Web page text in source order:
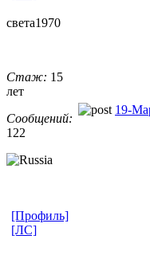
света1970
Стаж: 15
лет
Сообщений:
122
19-
[Профиль]
[ЛС]